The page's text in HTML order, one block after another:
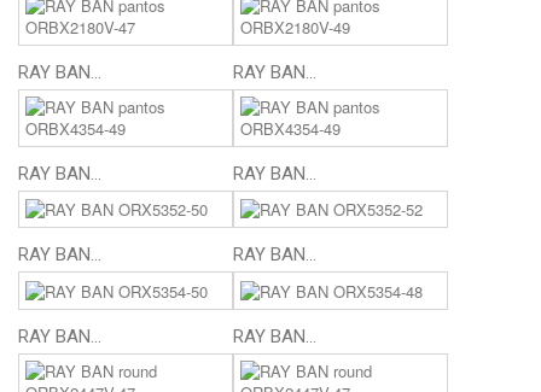
RAY BAN... RAY BAN...
RAY BAN... RAY BAN...
RAY BAN... RAY BAN...
RAY BAN... RAY BAN...